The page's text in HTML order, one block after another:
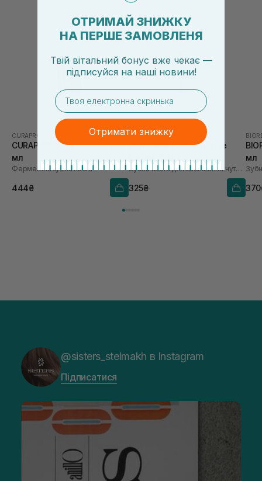
CURAPROX
CURAPROX Enzycal Zero 75
мл
Ферментна зубна паста
444₴
BIOREPAIR
BIOREPAIR Fast Sensitive
Repair 75 мл
Зубна паста для зменшення чутливості та відновлення емалі
325₴
мл
@sisters_stelmakh в Instagram
Підписатися
ОТРИМАЙ ЗНИЖКУ
НА ПЕРШЕ ЗАМОВЛЕНЯ
Твій вітальний бонус вже чекає —
підписуйся на наші новини!
email
Отримати знижку